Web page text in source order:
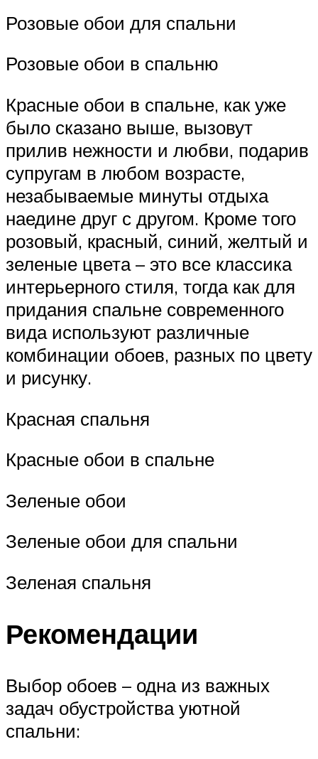
Розовые обои для спальни
Розовые обои в спальню
Красные обои в спальне, как уже
было сказано выше, вызовут
прилив нежности и любви, подарив
супругам в любом возрасте,
незабываемые минуты отдыха
наедине друг с другом. Кроме того
розовый, красный, синий, желтый и
зеленые цвета – это все классика
интерьерного стиля, тогда как для
придания спальне современного
вида используют различные
комбинации обоев, разных по цвету
и рисунку.
Красная спальня
Красные обои в спальне
Зеленые обои
Зеленые обои для спальни
Зеленая спальня
Рекомендации
Выбор обоев – одна из важных
задач обустройства уютной
спальни: